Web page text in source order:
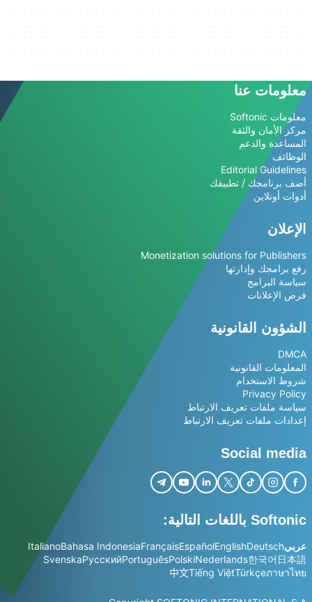
معلومات عنا
معلومات Softonic
مركز الأمان والثقة
المساعدة والدعم
الوظائف
Editorial Guidelines
أضف برنامجك / تطبيقك
أدوات أونلاين
الإعلان
Monetization solutions for Publishers
رفع برامجك وإدارتها
سياسة البرامج
فرص الإعلانات
الشؤون القانونية
DMCA
المعلومات القانونية
شروط الاستخدام
Privacy Policy
سياسة ملفات تعريف الارتباط
إعدادات ملفات تعريف الارتباط
Social media
Softonic باللغات التالية:
عربيDeutsch
English
Español
Français
Bahasa Indonesia
Italiano
日本語
한국어
Nederlands
Polski
Português
Русский
Svenska
ภาษาไทย
Türkçe
Tiếng Việt
中文